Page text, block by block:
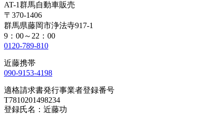
AT-1群馬自動車販売
〒370-1406
群馬県藤岡市浄法寺917-1
9：00～22：00
0120-789-810
近藤携帯
090-9153-4198
適格請求書発行事業者登録番号
T7810201498234
登録氏名：近藤功